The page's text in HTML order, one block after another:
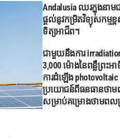
Andalusia ឈរ​ក្នុង​នា
ផ្តល់​នូវ​កម្រិត​វិទ្យុសកម្ម​
ទិត្យ​អាជីព។
ជាមួយនឹងការ
3,000 ម៉ោងនៃពន្លឺព្រះ
ការដំឡើង
ប្រយោជន៍ពីធនធានថាមព
សម្រាប់គម្រោងថាមពល